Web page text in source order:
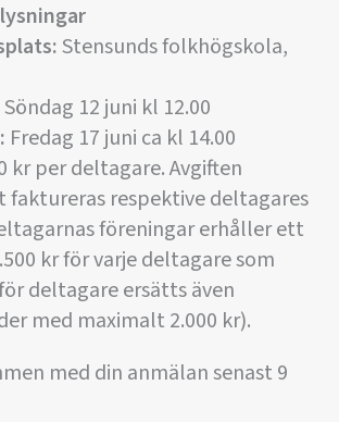
Stensunds folkhögskola,
Söndag 12 juni kl 12.00
Fredag 17 juni ca kl 14.00
kr per deltagare. Avgiften
faktureras respektive deltagares
föreningar erhåller ett
kr för varje deltagare som
deltagare ersätts även
med maximalt 2.000 kr).
med din anmälan senast 9